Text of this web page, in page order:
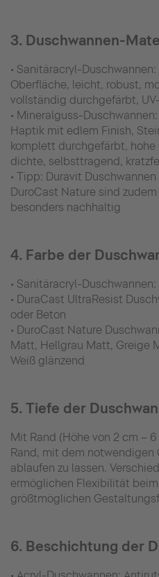
3. Duschwannen-
• Sanitäracryl-
Oberfläche, leicht, robust,
vollständig durchgefärbt,
• Mineralguss-
Haptik mit edlem Finish,
komplett durchgefärbt,
dichte, selbsttragend,
• Tipp: Duravit
DuroCast Nature sind
besonders nachhaltig
4. Farbe der
• Sanitäracryl-
• DuraCast UltraResist
oder Beton
• DuroCast Nature
Matt, Hellgrau Matt, Greige
Weiß glänzend
5. Tiefe der
Mit Rand (Höhe von 2 cm –
Rand, mit dem notwendigen
ablaufen zu lassen.
ermöglichen Flexibilität
größtmöglichen
6. Beschichtung der